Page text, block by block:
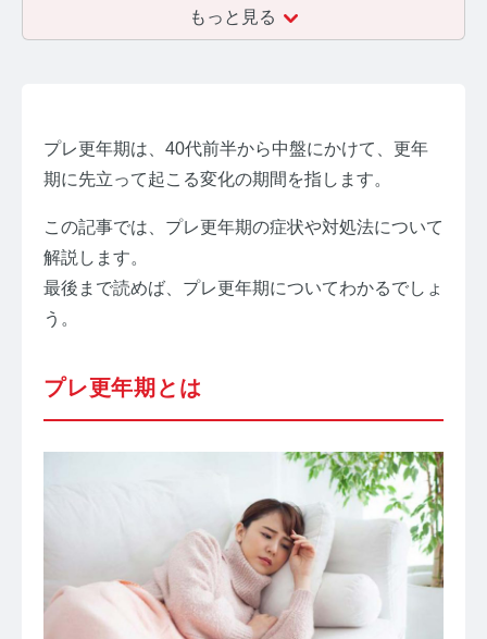
医療機関・報道関係者の方へ
ロード
運営者情報
お問い合わせ
もっと見る
プレ更年期は、40代前半から中盤にかけて、更年
期に先立って起こる変化の期間を指します。
この記事では、プレ更年期の症状や対処法について
解説します。
最後まで読めば、プレ更年期についてわかるでしょ
う。
プレ更年期とは